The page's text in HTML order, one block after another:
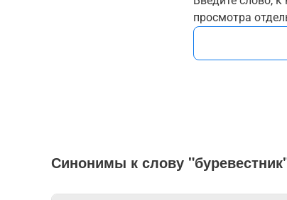
просмотра
Синонимы к слову